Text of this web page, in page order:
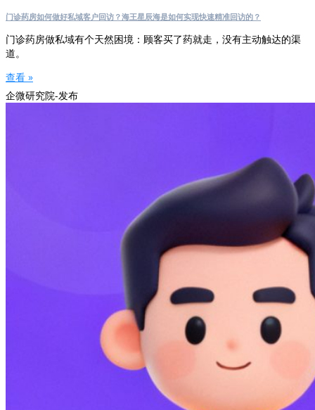
门诊药房如何做好私域客户回访？海王星辰海是如何实现快速精准回访的？
门诊药房做私域有个天然困境：顾客买了药就走，没有主动触达的渠
道。
查看 »
企微研究院-发布